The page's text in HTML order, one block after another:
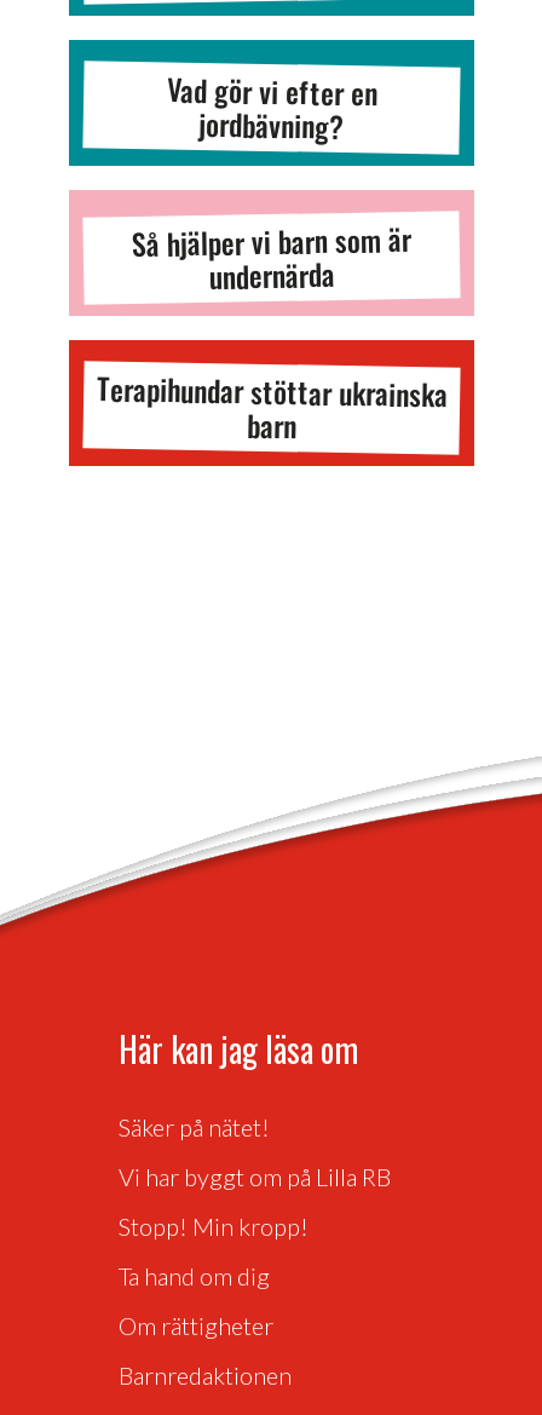
Vad gör vi efter en
jordbävning?
Så hjälper vi barn som är
undernärda
Terapihundar stöttar ukrainska
barn
Här kan jag läsa om
Säker på nätet!
Vi har byggt om på Lilla RB
Stopp! Min kropp!
Ta hand om dig
Om rättigheter
Barnredaktionen